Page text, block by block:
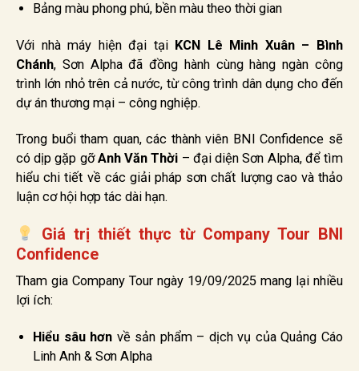
Bảng màu phong phú, bền màu theo thời gian
Với nhà máy hiện đại tại KCN Lê Minh Xuân – Bình
Chánh, Sơn Alpha đã đồng hành cùng hàng ngàn công
trình lớn nhỏ trên cả nước, từ công trình dân dụng cho đến
dự án thương mại – công nghiệp.
Trong buổi tham quan, các thành viên BNI Confidence sẽ
có dịp gặp gỡAnh Văn Thời – đại diện Sơn Alpha, để tìm
hiểu chi tiết về các giải pháp sơn chất lượng cao và thảo
luận cơ hội hợp tác dài hạn.
Giá trị thiết thực từ Company Tour BNI
Confidence
Tham gia Company Tour ngày 19/09/2025 mang lại nhiều
lợi ích:
Hiểu sâu hơn về sản phẩm – dịch vụ của Quảng Cáo
Linh Anh & Sơn Alpha